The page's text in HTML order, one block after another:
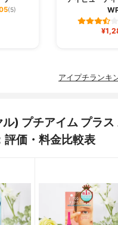
(5)
アイプチランキ
) プチアイム プラス
評価・料金比較表